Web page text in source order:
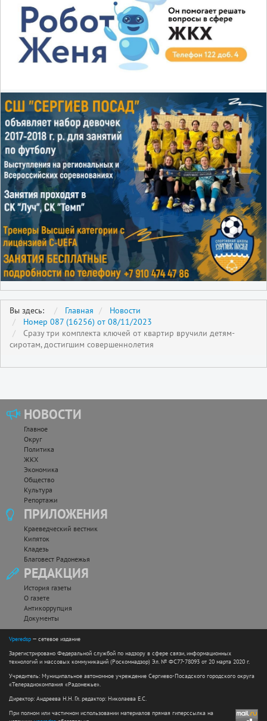
Вы здесь: Главная
Новости
Номер 087 (16256) от 08/11/2023
Сразу три комплекта ключей от квартир вручили детям-
сиротам, достигшим совершеннолетия
НОВОСТИ
Главное
Округ
Политика
ЖКХ
Экономика
Общество
Культура
Репортажи
ПРИЛОЖЕНИЯ
Краеведческий вестник
Кипяток
Кладезь
Благовест Радонежья
РЕДАКЦИЯ
История газеты
О газете
Антикоррупция
Документы
Vperedsp — сетевое издание
Зарегистрировано Федеральной службой по надзору в сфере связи, информационных
технологий и массовых коммуникаций (Роскомнадзор) Эл. № ФС77-78093 от 20 марта 2020 г.
Учредитель: Муниципальное автономное учреждение Сергиево-Посадского городского округа
«Телерадиокомпания «Радонежье».
Директор: Андреева Н.Н. Гл. редактор: Николаева Е.С.
При полном или частичном использовании материалов прямая гиперссылка на